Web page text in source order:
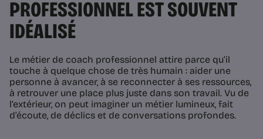
PROFESSIONNEL EST SOUVENT
IDÉALISÉ
Le métier de coach professionnel attire parce qu’il
touche à quelque chose de très humain : aider une
personne à avancer, à se reconnecter à ses ressources,
à retrouver une place plus juste dans son travail. Vu de
l’extérieur, on peut imaginer un métier lumineux, fait
d’écoute, de déclics et de conversations profondes.